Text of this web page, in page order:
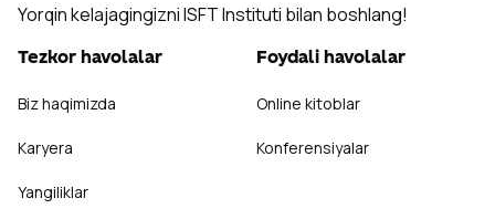
Yorqin kelajagingizni ISFT Instituti bilan boshlang!
Tezkor havolalar
Biz haqimizda
Karyera
Yangiliklar
Foydali havolalar
Online kitoblar
Konferensiyalar